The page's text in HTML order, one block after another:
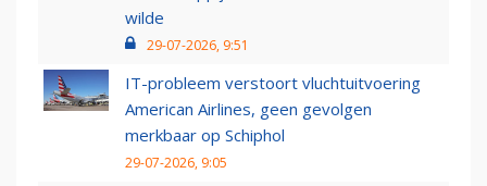
wilde
29-07-2026, 9:51
IT-probleem verstoort vluchtuitvoering
American Airlines, geen gevolgen
merkbaar op Schiphol
29-07-2026, 9:05